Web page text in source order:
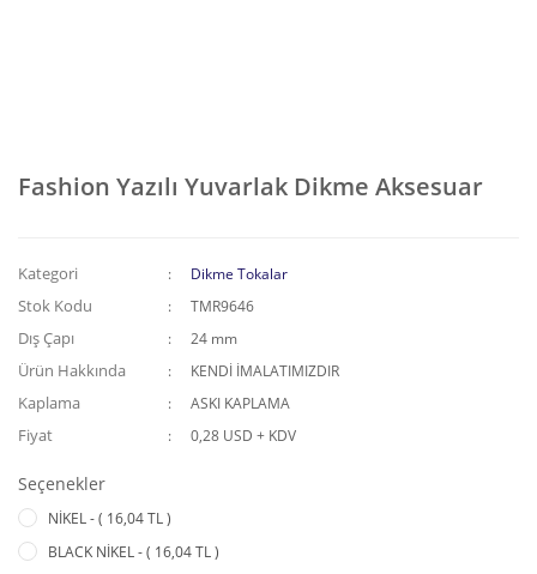
Fashion Yazılı Yuvarlak Dikme Aksesuar
Kategori Dikme Tokalar
Stok Kodu TMR9646
Dış Çapı 24 mm
Ürün Hakkında KENDİ İMALATIMIZDIR
Kaplama ASKI KAPLAMA
Fiyat 0,28 USD + KDV
Seçenekler
NİKEL - ( 16,04 TL )
BLACK NİKEL - ( 16,04 TL )